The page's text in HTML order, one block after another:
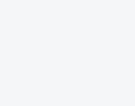
Crédit Agricole
flamboyant,